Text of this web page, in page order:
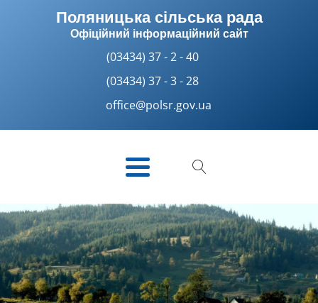
Поляницька сільська рада
Офіційний інформаційний сайт
(03434) 37 - 2 - 40
(03434) 37 - 3 - 28
office@polsr.gov.ua